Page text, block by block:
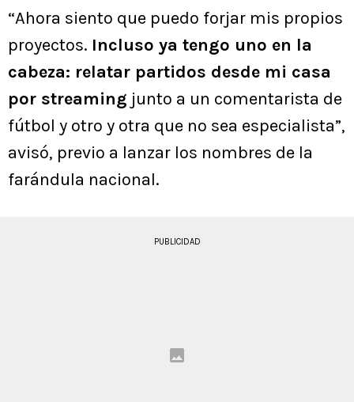
“Ahora siento que puedo forjar mis propios
proyectos. Incluso ya tengo uno en la
cabeza: relatar partidos desde mi casa
por streaming junto a un comentarista de
fútbol y otro y otra que no sea especialista”,
avisó, previo a lanzar los nombres de la
farándula nacional.
PUBLICIDAD